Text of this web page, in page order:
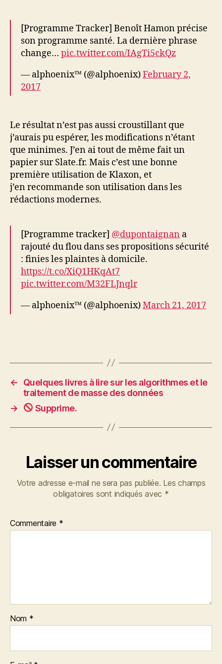
[Programme Tracker] Benoît Hamon précise
son programme santé. La dernière phrase
change… pic.twitter.com/IAgTi5ckQz
— alphoenix™ (@alphoenix)February 2,
2017
Le résultat n’est pas aussi croustillant que
j’aurais pu espérer, les modifications n’étant
que minimes. J’en ai tout de même fait un
papier sur Slate.fr. Mais c’est une bonne
première utilisation de Klaxon, et
j’en recommande son utilisation dans les
rédactions modernes.
[Programme tracker] @dupontaignan a
rajouté du flou dans ses propositions sécurité
: finies les plaintes à domicile.
https://t.co/XiQ1HKqAt7
pic.twitter.com/M32FLJnqlr
— alphoenix™ (@alphoenix)March 21, 2017
←
Quelques livres à lire sur les algorithmes et le
traitement de masse des données
→
Supprime.
Laisser un commentaire
Votre adresse e-mail ne sera pas publiée. Les champs
obligatoires sont indiqués avec *
Commentaire *
Nom *